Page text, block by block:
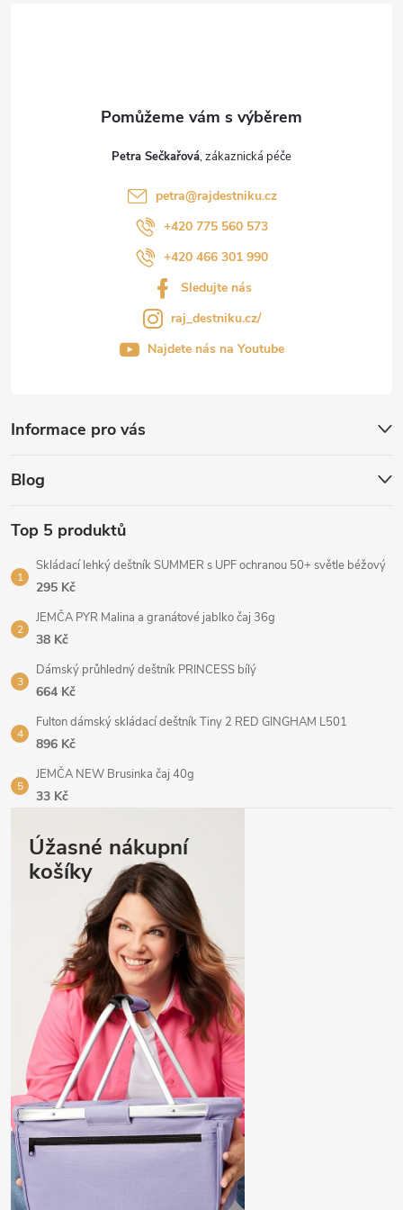
Informace pro vás
Blog
Top 5 produktů
Skládací lehký deštník SUMMER s UPF ochranou 50+ světle béžový
295 Kč
JEMČA PYR Malina a granátové jablko čaj 36g
38 Kč
Dámský průhledný deštník PRINCESS bílý
664 Kč
Fulton dámský skládací deštník Tiny 2 RED GINGHAM L501
896 Kč
JEMČA NEW Brusinka čaj 40g
33 Kč
Petra Sečkařová
petra@rajdestniku.cz
+420 775 560 573
+420 466 301 990
Sledujte nás
raj_destniku.cz/
Najdete nás na Youtube
Úžasné nákupní
košíky